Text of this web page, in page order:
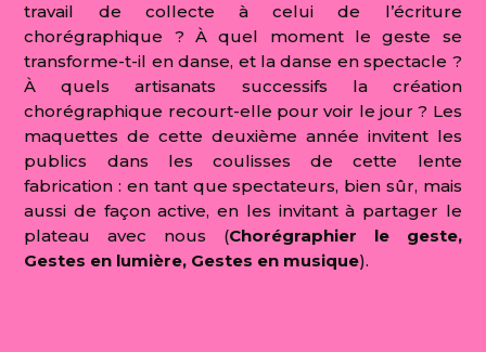
travail de collecte à celui de l’écriture
chorégraphique ? À quel moment le geste se
transforme-t-il en danse, et la danse en spectacle ?
À quels artisanats successifs la création
chorégraphique recourt-elle pour voir le jour ? Les
maquettes de cette deuxième année invitent les
publics dans les coulisses de cette lente
fabrication : en tant que spectateurs, bien sûr, mais
aussi de façon active, en les invitant à partager le
plateau avec nous (Chorégraphier le geste,
Gestes en lumière, Gestes en musique).